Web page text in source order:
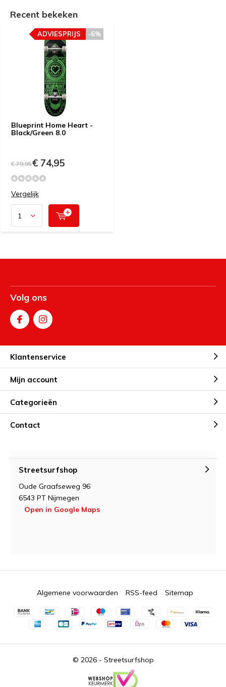
Recent bekeken
Blueprint Home Heart -
Black/Green 8.0
-6%
ADVIESPRIJS
€ 79,95€ 74,95
Vergelijk
Volg ons
Klantenservice
Mijn account
Categorieën
Contact
Streetsurfshop
Oude Graafseweg 96
6543 PT Nijmegen
Open in Google Maps
© 2026 - Streetsurfshop
Algemene voorwaarden RSS-feed Sitemap